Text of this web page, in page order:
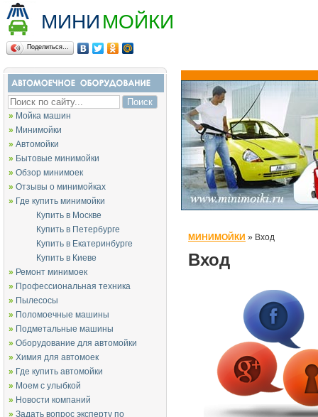
МИНИ МОЙКИ
Поделиться…
» Мойка машин
» Минимойки
» Автомойки
» Бытовые минимойки
» Обзор минимоек
» Отзывы о минимойках
» Где купить минимойки
Купить в Москве
Купить в Петербурге
Купить в Екатеринбурге
Купить в Киеве
» Ремонт минимоек
» Профессиональная техника
» Пылесосы
» Поломоечные машины
» Подметальные машины
» Оборудование для автомойки
» Химия для автомоек
» Где купить автомойки
» Моем с улыбкой
» Новости компаний
» Задать вопрос эксперту по
МИНИМОЙКИ » Вход
Вход